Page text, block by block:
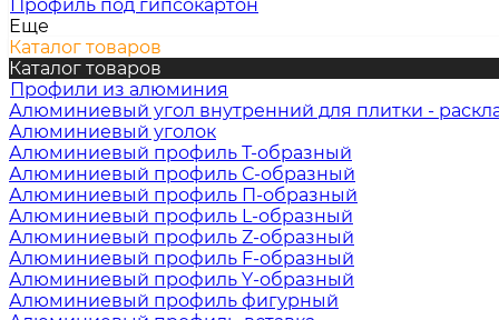
Профиль под гипсокартон
Еще
Каталог товаров
Каталог товаров
Профили из алюминия
Алюминиевый угол внутренний для плитки -
Алюминиевый уголок
Алюминиевый профиль Т-образный
Алюминиевый профиль С-образный
Алюминиевый профиль П-образный
Алюминиевый профиль L-образный
Алюминиевый профиль Z-образный
Алюминиевый профиль F-образный
Алюминиевый профиль Y-образный
Алюминиевый профиль фигурный